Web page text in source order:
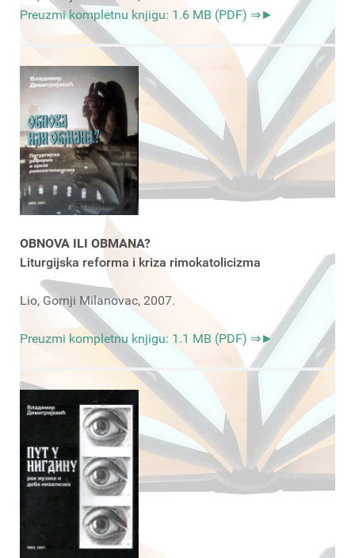
Preuzmi kompletnu knjigu: 1.6 MB (PDF) ⇒►
OBNOVA ILI OBMANA?
Liturgijska reforma i kriza rimokatolicizma
Lio, Gornji Milanovac, 2007.
Preuzmi kompletnu knjigu: 1.1 MB (PDF) ⇒►